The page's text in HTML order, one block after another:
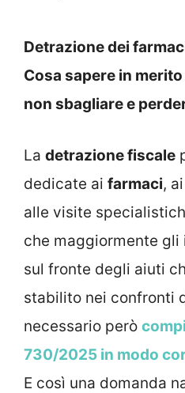
Detrazione dei
Cosa sapere in
non sbagliare e
La detrazione fiscale
dedicate ai farmaci,
alle visite
che maggiormente
sul fronte degli aiuti
stabilito nei confronti
necessario però
730/2025 in modo
E così una domanda